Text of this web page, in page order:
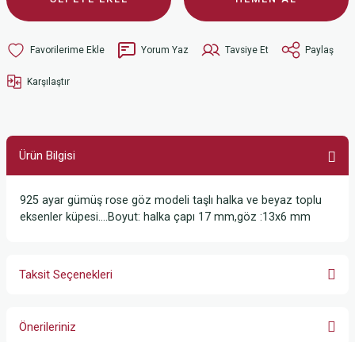
Yorum Yaz Tavsiye Et Paylaş
Karşılaştır
Ürün Bilgisi
925 ayar gümüş rose göz modeli taşlı halka ve beyaz toplu
eksenler küpesi….Boyut: halka çapı 17 mm,göz :13x6 mm
Taksit Seçenekleri
Önerileriniz